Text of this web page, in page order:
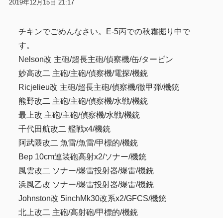
2019年12月15日 21:17
チキンでごめんなさい。E-5丙での秋霜掘り中で
す。
Nelson改 主砲/超長主砲/偵察機/缶/タービン
妙高改二 主砲/主砲/偵察機/電探/機銃
Ricjelieu改 主砲/超長主砲/偵察機/徹甲弾/機銃
熊野改二 主砲/主砲/偵察機/水戦/機銃
最上改 主砲/主砲/偵察機/水戦/機銃
千代田航改二 艦戦x4/機銃
阿武隈改二 魚雷/魚雷/甲標的/機銃
Bep 10cm連装砲高射x2/ソナー/機銃
風雲改二 ソナー/爆雷投射器/爆雷/機銃
浜風乙改 ソナー/爆雷投射器/爆雷/機銃
Johnston改 5inchMk30改系x2/GFCS/機銃
北上改二 主砲/高射砲/甲標的/機銃